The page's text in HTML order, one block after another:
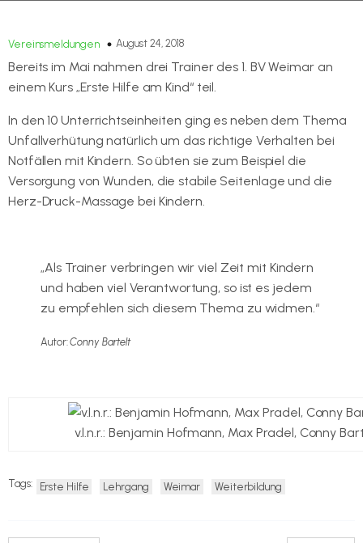
Vereinsmeldungen August 24, 2018
Bereits im Mai nahmen drei Trainer des 1. BV Weimar an
einem Kurs „Erste Hilfe am Kind“ teil.
In den 10 Unterrichtseinheiten ging es neben dem Thema
Unfallverhütung natürlich um das richtige Verhalten bei
Notfällen mit Kindern. So übten sie zum Beispiel die
Versorgung von Wunden, die stabile Seitenlage und die
Herz-Druck-Massage bei Kindern.
„Als Trainer verbringen wir viel Zeit mit Kindern
und haben viel Verantwortung, so ist es jedem
zu empfehlen sich diesem Thema zu widmen.“
Autor:Conny Bartelt
v.l.n.r.: Benjamin Hofmann, Max Pradel, Conny
Tags: Erste Hilfe Lehrgang Weimar Weiterbildung